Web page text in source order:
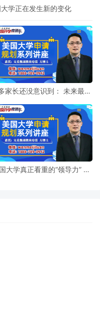
学正在发生新的变化
家长还没意识到： 未来最贵
能力”
大学真正看重的“领导力” 可